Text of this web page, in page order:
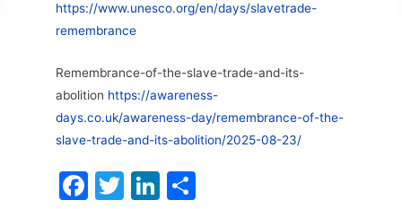
https://www.unesco.org/en/days/slavetrade-
remembrance
Remembrance-of-the-slave-trade-and-its-
abolition https://awareness-
days.co.uk/awareness-day/remembrance-of-the-
slave-trade-and-its-abolition/2025-08-23/
F T Li S